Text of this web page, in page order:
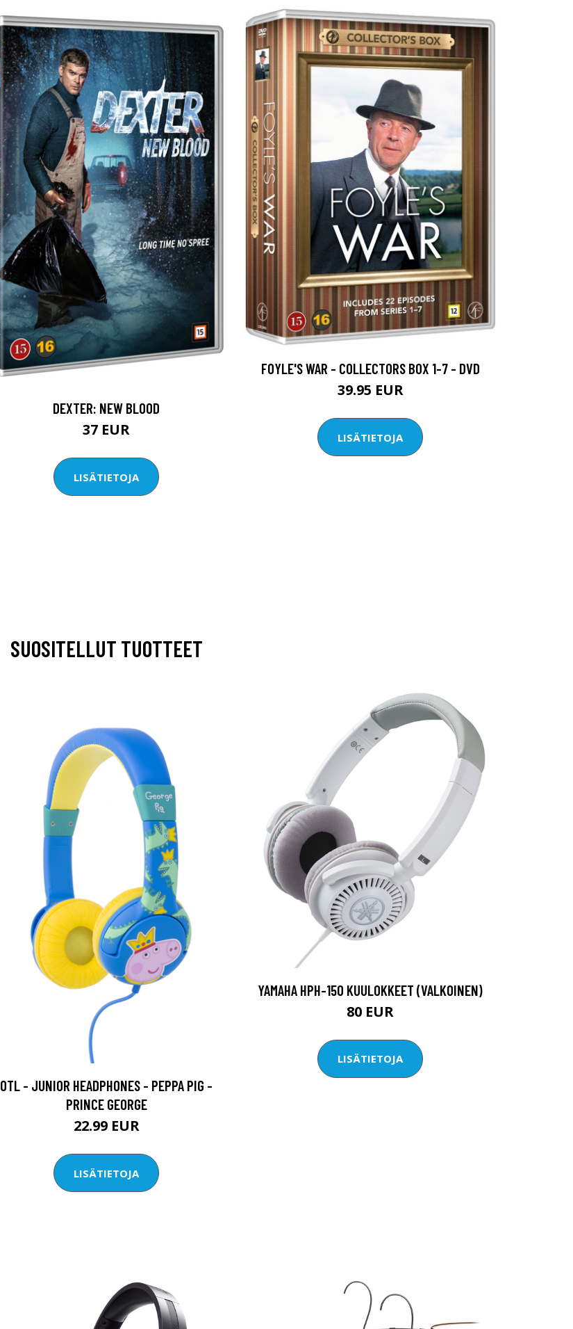
DEXTER: NEW BLOOD
37 EUR
LISÄTIETOJA
FOYLE'S WAR - COLLECTORS BOX 1-7 - DVD
39.95 EUR
LISÄTIETOJA
SUOSITELLUT TUOTTEET
OTL - JUNIOR HEADPHONES - PEPPA PIG -
PRINCE GEORGE
22.99 EUR
LISÄTIETOJA
YAMAHA HPH-150 KUULOKKEET (VALKOINEN)
80 EUR
LISÄTIETOJA